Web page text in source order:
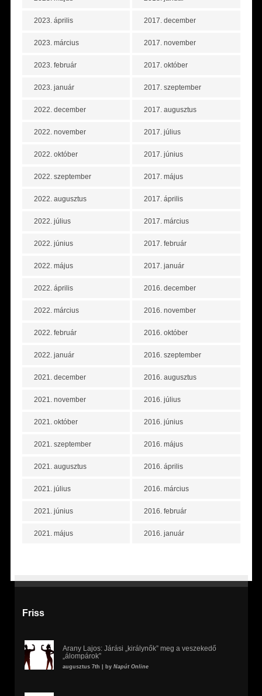
2023. április
2023. március
2023. február
2023. január
2022. december
2022. november
2022. október
2022. szeptember
2022. augusztus
2022. július
2022. június
2022. május
2022. április
2022. március
2022. február
2022. január
2021. december
2021. november
2021. október
2021. szeptember
2021. augusztus
2021. július
2021. június
2021. május
2017. december
2017. november
2017. október
2017. szeptember
2017. augusztus
2017. július
2017. június
2017. május
2017. április
2017. március
2017. február
2017. január
2016. december
2016. november
2016. október
2016. szeptember
2016. augusztus
2016. július
2016. június
2016. május
2016. április
2016. március
2016. február
2016. január
Friss
Arany Lajos: Járási „királynők” meg a veszekedő
„álompárok”
augusztus 7th | by Napút Online